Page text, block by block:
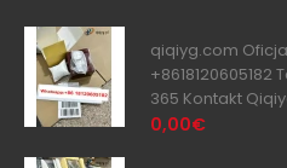
qiqiyg.com
365 Kontakt
0,00€